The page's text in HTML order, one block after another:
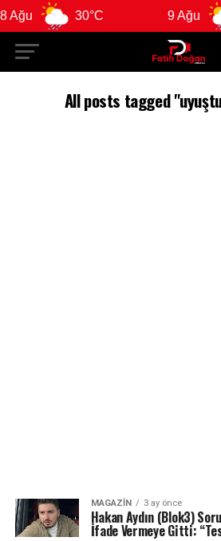
30°C 9 Ağu
All posts tagged
MAGAZIN 3 ay önce
Hakan Aydın (Blok3)
İfade Vermeye Gitti: